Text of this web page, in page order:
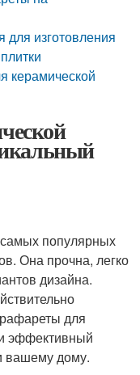
для изготовления
керамической
самых популярных
Она прочна, легко
дизайна.
для
эффективный
вашему дому.